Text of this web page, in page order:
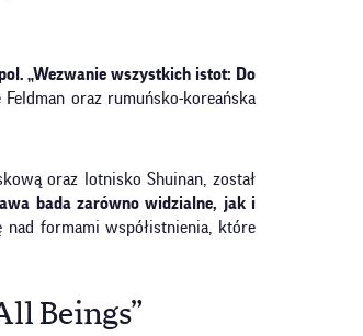
„Wezwanie wszystkich istot: Do
oraz rumuńsko-koreańska
oraz lotnisko Shuinan, został
bada zarówno widzialne, jak i
nad formami współistnienia, które
Beings”